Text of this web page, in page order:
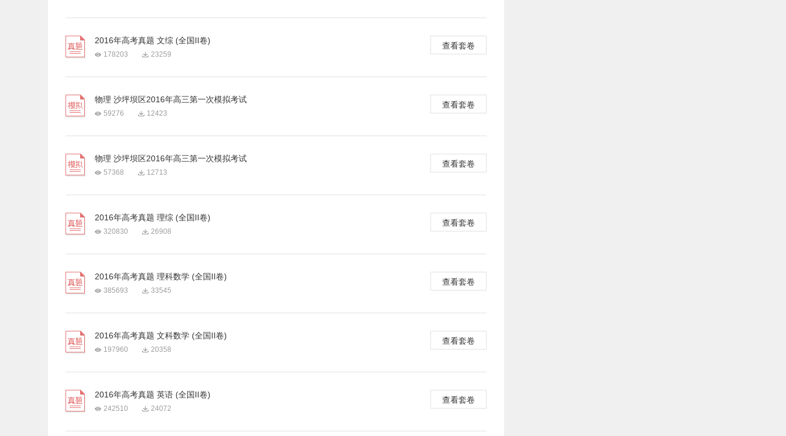
2016年高考真题 文综 (全国II卷)
178203 23259
查看套卷
物理 沙坪坝区2016年高三第一次模拟考试
59276 12423
查看套卷
物理 沙坪坝区2016年高三第一次模拟考试
57368 12713
查看套卷
2016年高考真题 理综 (全国II卷)
320830 26908
查看套卷
2016年高考真题 理科数学 (全国II卷)
385693 33545
查看套卷
2016年高考真题 文科数学 (全国II卷)
197960 20358
查看套卷
2016年高考真题 英语 (全国II卷)
242510 24072
查看套卷